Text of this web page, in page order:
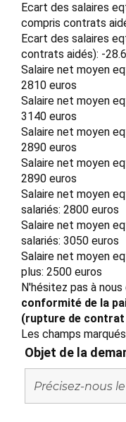
Ecart des salaires
compris contrats
Ecart des salaires
contrats aidés): -
Salaire net moyen
2810 euros
Salaire net moyen
3140 euros
Salaire net moyen
2890 euros
Salaire net moyen
2890 euros
Salaire net moyen
salariés: 2800 euros
Salaire net moyen
salariés: 3050 euros
Salaire net moyen
plus: 2500 euros
N'hésitez pas à
conformité de la
(rupture de
Les champs marqués
Objet de la